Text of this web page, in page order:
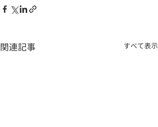
関連記事 すべて表示